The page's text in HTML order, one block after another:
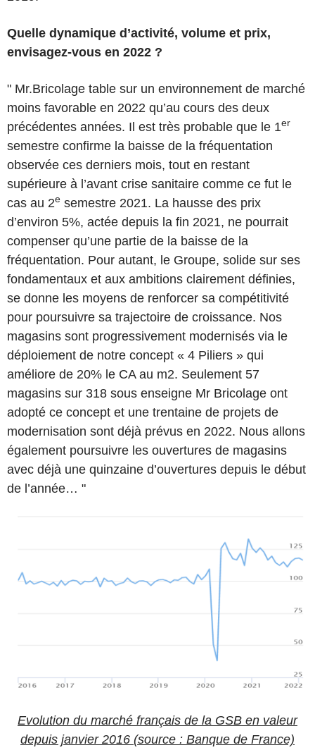
Quelle dynamique d’activité, volume et prix,
envisagez-vous en 2022 ?
" Mr.Bricolage table sur un environnement de marché
moins favorable en 2022 qu’au cours des deux
précédentes années. Il est très probable que le 1er
semestre confirme la baisse de la fréquentation
observée ces derniers mois, tout en restant
supérieure à l’avant crise sanitaire comme ce fut le
cas au 2e semestre 2021. La hausse des prix
d’environ 5%, actée depuis la fin 2021, ne pourrait
compenser qu’une partie de la baisse de la
fréquentation. Pour autant, le Groupe, solide sur ses
fondamentaux et aux ambitions clairement définies,
se donne les moyens de renforcer sa compétitivité
pour poursuivre sa trajectoire de croissance. Nos
magasins sont progressivement modernisés via le
déploiement de notre concept « 4 Piliers » qui
améliore de 20% le CA au m2. Seulement 57
magasins sur 318 sous enseigne Mr Bricolage ont
adopté ce concept et une trentaine de projets de
modernisation sont déjà prévus en 2022. Nous allons
également poursuivre les ouvertures de magasins
avec déjà une quinzaine d’ouvertures depuis le début
de l’année… "
Evolution du marché français de la GSB en valeur
depuis janvier 2016 (source : Banque de France)